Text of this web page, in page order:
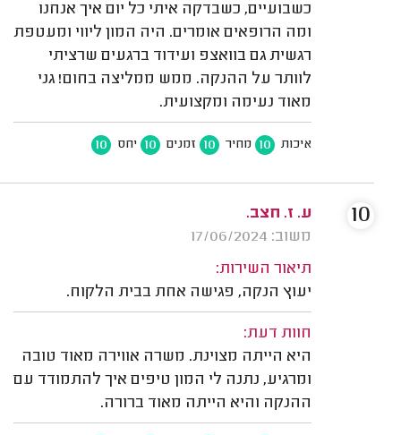
כשבועיים, כשבדקה איתי כל יום איך אנחנו
ומה הרופאים אומרים. היה המון ליווי ומעטפת
רגשית גם בוואצפ ועידוד ברגעים שרציתי
לוותר על ההנקה. ממש ממליצה בחום! גני
מאוד נעימה ומקצועית.
איכות 10 מחיר 10 זמנים 10 יחס 10
ע. ז. חצב.
משוב: 17/06/2024
תיאור השירות:
יעוץ הנקה, פגישה אחת בבית הלקוח.
חוות דעת:
היא הייתה מצוינת. משרה אווירה מאוד טובה
ומרגיע, נתנה לי המון טיפים איך להתמודד עם
ההנקה והיא הייתה מאוד ברורה.
10